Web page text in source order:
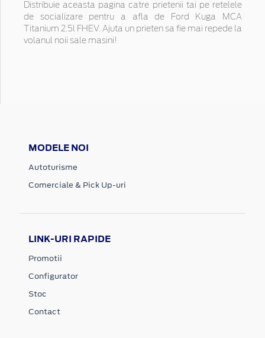
Distribuie aceasta pagina catre prietenii tai pe retelele
de socializare pentru a afla de Ford Kuga MCA
Titanium 2.5l FHEV. Ajuta un prieten sa fie mai repede la
volanul noii sale masini!
MODELE NOI
Autoturisme
Comerciale & Pick Up-uri
LINK-URI RAPIDE
Promotii
Configurator
Stoc
Contact